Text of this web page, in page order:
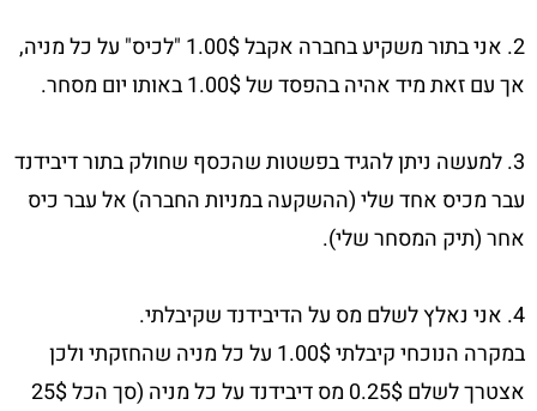
2. אני בתור משקיע בחברה אקבל 1.00$ "לכיס" על כל מניה,
אך עם זאת מיד אהיה בהפסד של 1.00$ באותו יום מסחר.
3. למעשה ניתן להגיד בפשטות שהכסף שחולק בתור דיבידנד
עבר מכיס אחד שלי (ההשקעה במניות החברה) אל עבר כיס
אחר (תיק המסחר שלי).
4. אני נאלץ לשלם מס על הדיבידנד שקיבלתי.
במקרה הנוכחי קיבלתי 1.00$ על כל מניה שהחזקתי ולכן
אצטרך לשלם 0.25$ מס דיבידנד על כל מניה (סך הכל 25$